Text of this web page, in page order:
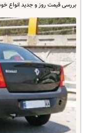
بررسی قیمت روز و جدید انواع خودرو